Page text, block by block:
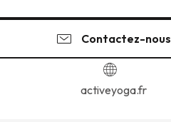
Contactez-nous
activeyoga.fr